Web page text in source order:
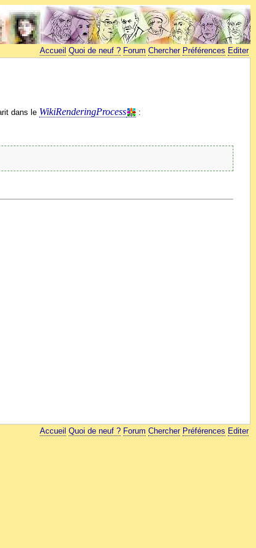
Accueil Quoi de neuf ? Forum Chercher Préférences Editer
dans le WikiRenderingProcess :
Accueil Quoi de neuf ? Forum Chercher Préférences Editer